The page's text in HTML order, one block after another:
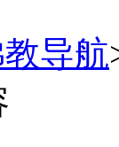
导航